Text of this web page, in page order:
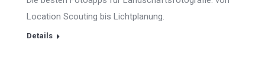
Location Scouting bis Lichtplanung.
Details